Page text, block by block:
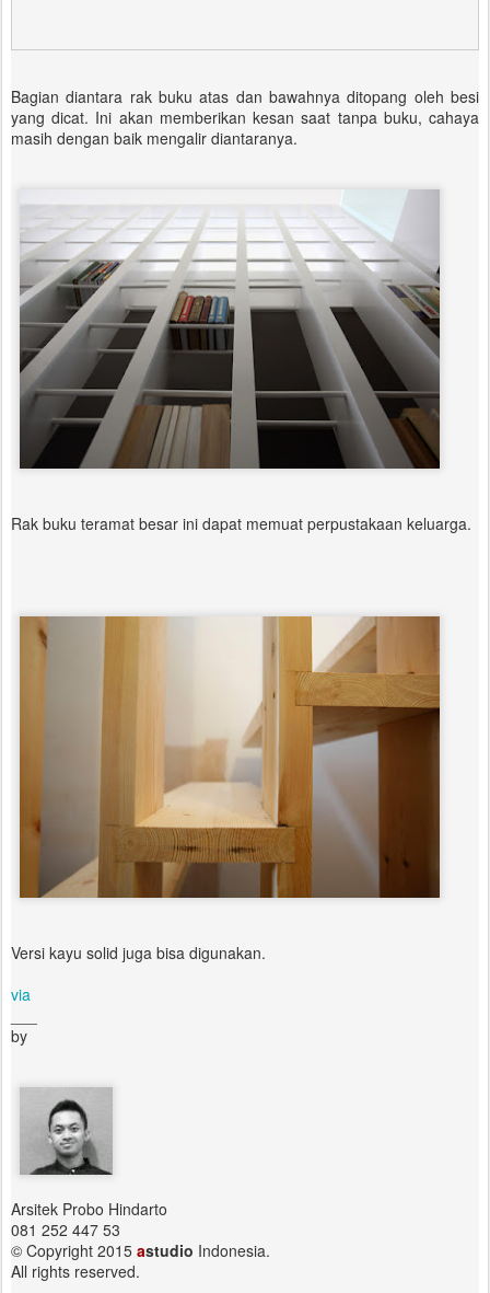
Bagian diantara rak buku atas dan bawahnya ditopang oleh besi
yang dicat. Ini akan memberikan kesan saat tanpa buku, cahaya
masih dengan baik mengalir diantaranya.
Rak buku teramat besar ini dapat memuat perpustakaan keluarga.
Versi kayu solid juga bisa digunakan.
via
by
Arsitek Probo Hindarto
081 252 447 53
© Copyright 2015 astudio Indonesia.
All rights reserved.